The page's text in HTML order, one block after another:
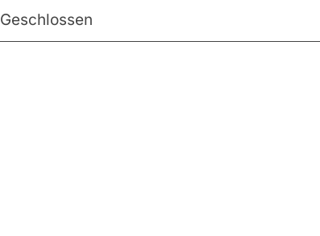
Geschlossen